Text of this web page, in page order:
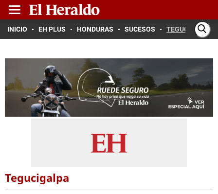
INICIO EH PLUS HONDURAS SUCESOS TEGUCIGALPA
Tegucigalpa